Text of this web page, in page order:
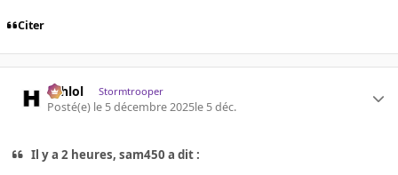
Citer
ashlol Stormtrooper
Posté(e) le 5 décembre 2025le 5 déc.
Il y a 2 heures, sam450 a dit :